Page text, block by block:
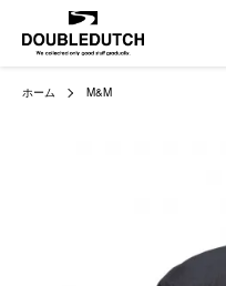
ホーム M&M